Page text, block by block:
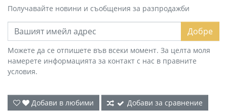
Получавайте новини и съобщения за разпродажби
Добре
Можете да се отпишете във всеки момент. За целта моля
намерете информацията за контакт с нас в правните
условия.
Добави в любими Добави за сравнение